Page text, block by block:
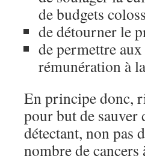
de budgets
de détourner le
de permettre
rémunération à
En principe donc,
pour but de sauver
détectant, non pas
nombre de cancers